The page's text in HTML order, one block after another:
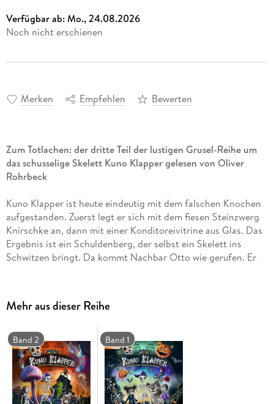
Verfügbar ab:Mo., 24.08.2026
Noch nicht erschienen
Merken Empfehlen Bewerten
Zum Totlachen: der dritte Teil der lustigen Grusel-Reihe um
das schusselige Skelett Kuno Klapper gelesen von Oliver
Rohrbeck
Kuno Klapper ist heute eindeutig mit dem falschen Knochen
aufgestanden. Zuerst legt er sich mit dem fiesen Steinzwerg
Knirschke an, dann mit einer Konditoreivitrine aus Glas. Das
Ergebnis ist ein Schuldenberg, der selbst ein Skelett ins
Schwitzen bringt. Da kommt Nachbar Otto wie gerufen. Er
sind wilder als eine Horde Poltergeister und urplötzlich
Gekürzte Lesung mit Oliver Rohrbeck
2h 17min
Mehr aus dieser Reihe
Band 2 Band 1